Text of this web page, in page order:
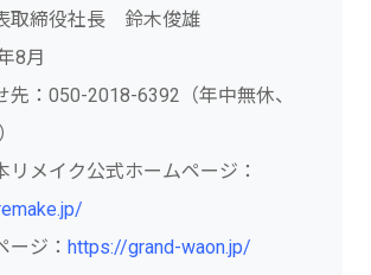
取締役社長 鈴木俊雄
8月
先：050-2018-6392（年中無休、
リメイク公式ホームページ：
ージ： https://grand-waon.jp/